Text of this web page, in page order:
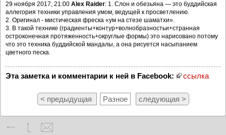
29 ноября 2017, 21:00 Alex Raider: 1. Слон и обезьяна — это буддийская
аллегория техники управления умом, ведущей к просветлению.
2. Оригинал - мистическая фреска «ум на стезе шаматхи».
3. В такой технике (градиенты+контур+волнобразностьи+странная
остроконечная протяженность+округлые формы) это нарисовано потому
что это техника буддийской мандалы, а она рисуется насыпанием
цветного песка.
Эта заметка и комментарии к ней в Facebook: ссылка
< предыдущая Разное следующая >